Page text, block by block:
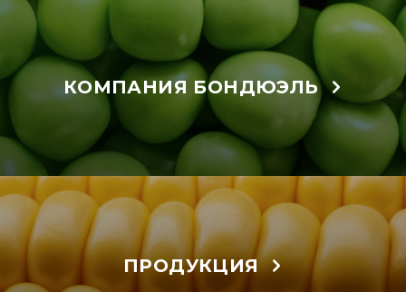
КОМПАНИЯ БОНДЮЭЛЬ
ПРОДУКЦИЯ